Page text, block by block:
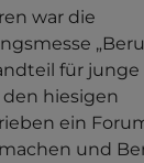
war die
für
hiesigen
ein
und